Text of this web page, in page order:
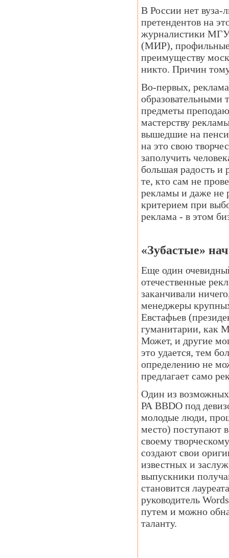
В России нет вуза-
претендентов на
журналистики
(МИР), профильные
преимуществу
никто. Причин
Во-первых,
образовательными
предметы
мастерству
вышедшие на
на это свою
заполучить
большая радость и
те, кто сам не
рекламы и даже не
критерием при
реклама - в этом
«Зубастые»
Еще один
отечественные
заканчивали
менеджеры
Евстафьев
гуманитарии, как
Может, и другие
это удается, тем
определению не
предлагает само
Один из возможных
РА BBDO под
молодые люди,
место) поступают
своему
создают свои
известных и
выпускники
становится
руководитель
путем и можно
таланту.